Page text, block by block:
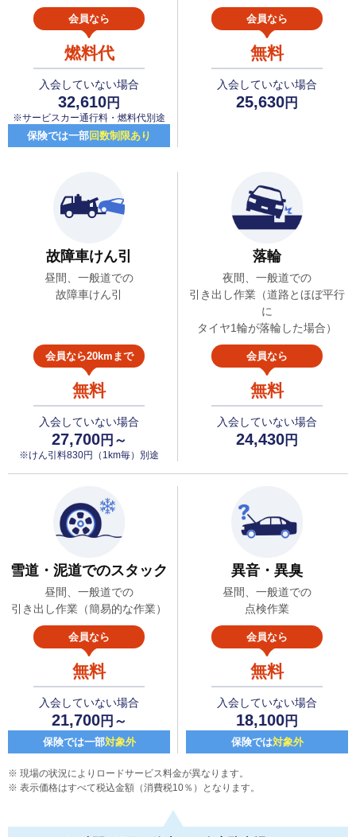
会員なら
燃料代
入会していない場合
32,610円
※サービスカー通行料・燃料代別途
保険では一部回数制限あり
会員なら
無料
入会していない場合
25,630円
故障車けん引
昼間、一般道での
故障車けん引
会員なら20kmまで
無料
入会していない場合
27,700円～
※けん引料830円（1km毎）別途
落輪
夜間、一般道での
引き出し作業（道路とほぼ平行
に
タイヤ1輪が落輪した場合）
会員なら
無料
入会していない場合
24,430円
雪道・泥道でのスタック
昼間、一般道での
引き出し作業（簡易的な作業）
会員なら
無料
入会していない場合
21,700円～
保険では一部対象外
異音・異臭
昼間、一般道での
点検作業
会員なら
無料
入会していない場合
18,100円
保険では対象外
現場の状況によりロードサービス料金が異なります。
表示価格はすべて税込金額（消費税10％）となります。